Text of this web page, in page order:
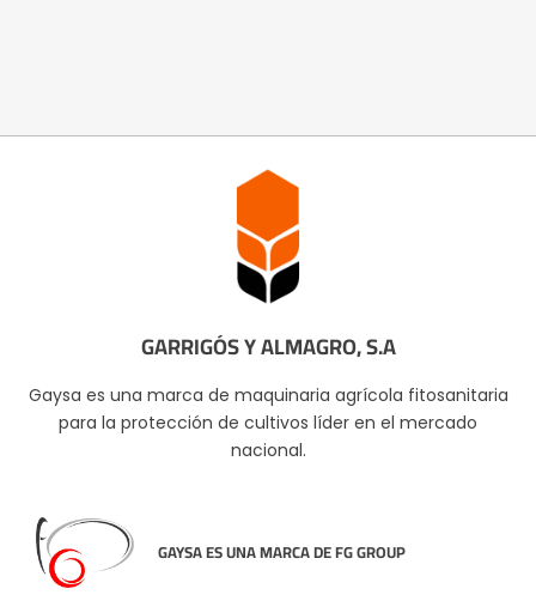
GARRIGÓS Y ALMAGRO, S.A
Gaysa es una marca de maquinaria agrícola fitosanitaria
para la protección de cultivos líder en el mercado
nacional.
GAYSA ES UNA MARCA DE FG GROUP